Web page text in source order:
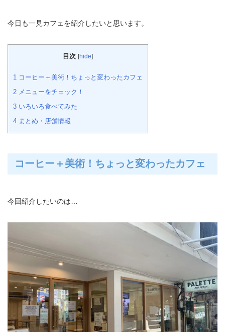
今日も一見カフェを紹介したいと思います。
目次 [hide]
1 コーヒー＋美術！ちょっと変わったカフェ
2 メニューをチェック！
3 いろいろ食べてみた
4 まとめ・店舗情報
コーヒー＋美術！ちょっと変わったカフェ
今回紹介したいのは…